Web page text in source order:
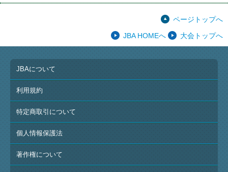
ページトップへ
JBA HOMEへ
大会トップへ
JBAについて
利用規約
特定商取引について
個人情報保護法
著作権について